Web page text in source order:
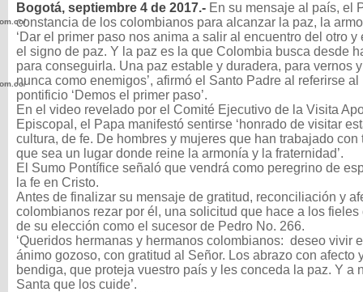
Bogotá, septiembre 4 de 2017.- En su mensaje al país, el
constancia de los colombianos para alcanzar la paz, la
‘Dar el primer paso nos anima a salir al encuentro del otro
el signo de paz. Y la paz es la que Colombia busca desde
para conseguirla. Una paz estable y duradera, para vernos
nunca como enemigos’, afirmó el Santo Padre al referirse
pontificio ‘Demos el primer paso’.
En el video revelado por el Comité Ejecutivo de la Visita
Episcopal, el Papa manifestó sentirse ‘honrado de visitar
cultura, de fe. De hombres y mujeres que han trabajado
que sea un lugar donde reine la armonía y la fraternidad’.
El Sumo Pontífice señaló que vendrá como peregrino de
la fe en Cristo.
Antes de finalizar su mensaje de gratitud, reconciliación y
colombianos rezar por él, una solicitud que hace a los
de su elección como el sucesor de Pedro No. 266.
‘Queridos hermanas y hermanos colombianos: deseo vivir
ánimo gozoso, con gratitud al Señor. Los abrazo con afecto
bendiga, que proteja vuestro país y les conceda la paz. Y a
Santa que los cuide’.
wp-
wp-
wp-
wp-